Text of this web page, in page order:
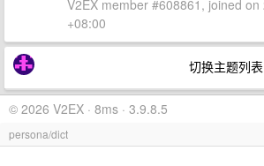
V2EX member #608861, joined
+08:00
切换主题列表
© 2026 V2EX · 8ms · 3.9.8.5
persona/dict